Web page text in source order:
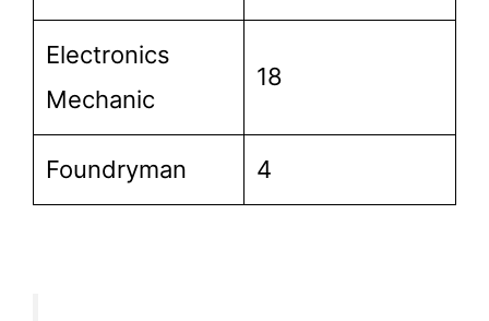
Electronics
Mechanic
18
Foundryman 4